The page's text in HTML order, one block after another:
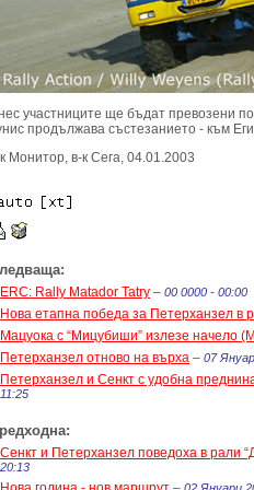
участниците ще бъдат превозени
продължава състезанието - към
Монитор, в-к Сега, 04.01.2003
ERC: Rally Matador Tatry – 00 0000 - 00:00
Нова етапна победа за Петерханзел в
Мацуока с “Мицубиши” излезе начело
Петерханзел отново на върха – 07
Петерханзел и Сенкт с удобна
11:25
Сенкт и Петерханзел поведоха в рали
20:13